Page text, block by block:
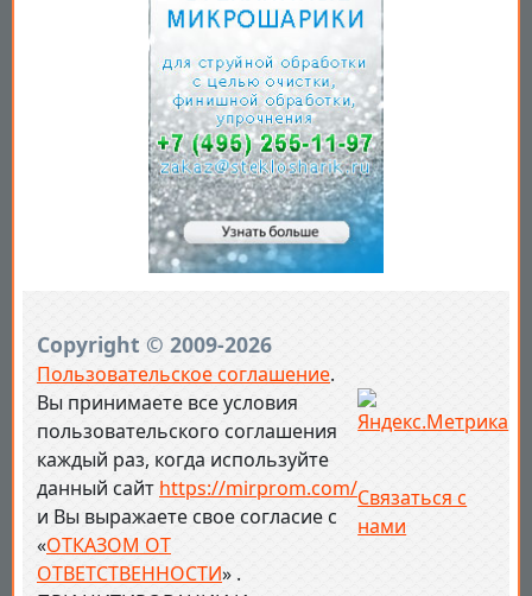
Copyright © 2009-2026
Пользовательское соглашение.
Вы принимаете все условия
пользовательского соглашения
каждый раз, когда используйте
данный сайт https://mirprom.com/
и Вы выражаете свое согласие с
«ОТКАЗОМ ОТ
ОТВЕТСТВЕННОСТИ» .
Связаться с
нами